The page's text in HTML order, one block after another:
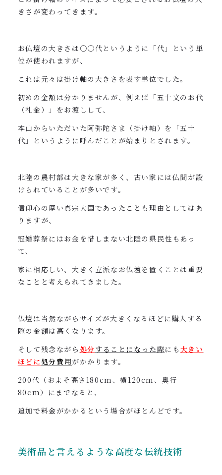
きさが変わってきます。
お仏壇の大きさは〇〇代というように「代」という単
位が使われますが、
これは元々は掛け軸の大きさを表す単位でした。
初めの金額は分かりませんが、例えば「五十文のお代
（礼金）」をお渡しして、
本山からいただいた阿弥陀さま（掛け軸）を「五十
代」というように呼んだことが始まりとされます。
北陸の農村部は大きな家が多く、古い家には仏間が設
けられていることが多いです。
信仰心の厚い真宗大国であったことも理由としてはあ
りますが、
冠婚葬祭にはお金を惜しまない北陸の県民性もあっ
て、
家に相応しい、大きく立派なお仏壇を置くことは重要
なことと考えられてきました。
仏壇は当然ながらサイズが大きくなるほどに購入する
際の金額は高くなります。
そして残念ながら 処分することになった際にも 大きい
ほど に処分費用がかかります。
200代（およそ高さ180cm、横120cm、奥行
80cm）にまでなると、
追加で料金がかかるという場合がほとんどです。
美術品と言えるような高度な伝統技術